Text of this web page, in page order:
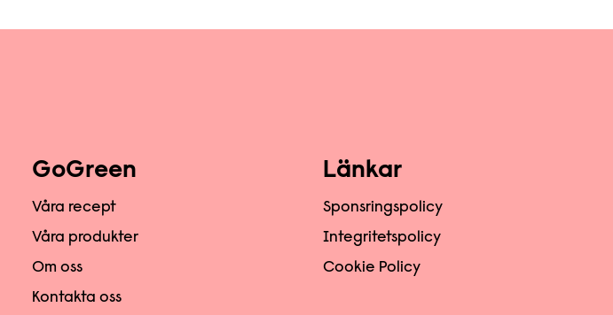
GoGreen
Våra recept
Våra produkter
Om oss
Kontakta oss
Länkar
Sponsringspolicy
Integritetspolicy
Cookie Policy